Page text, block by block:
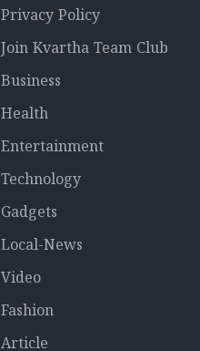
Privacy Policy
Join Kvartha Team Club
Business
Health
Entertainment
Technology
Gadgets
Local-News
Video
Fashion
Article